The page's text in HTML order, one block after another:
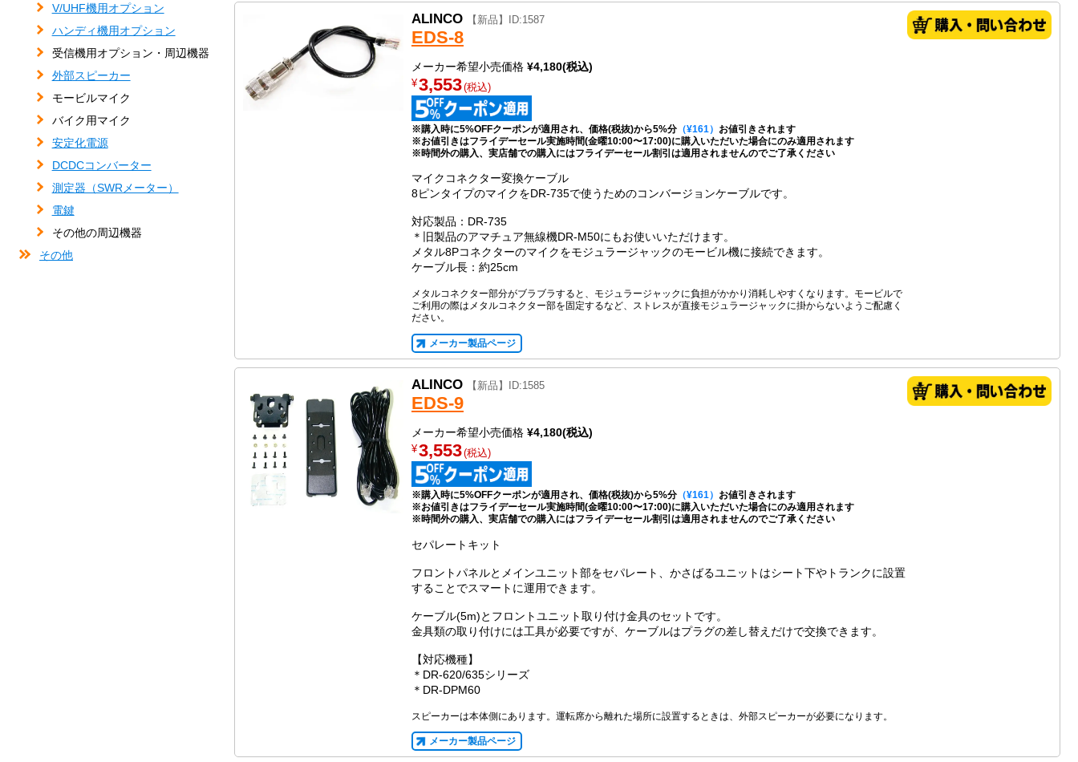
V/UHF機用オプション
ハンディ機用オプション
受信機用オプション・周辺機器
外部スピーカー
モービルマイク
バイク用マイク
安定化電源
DCDCコンバーター
測定器（SWRメーター）
電鍵
その他の周辺機器
その他
ALINCO 【新品】ID:1587
EDS-8
メーカー希望小売価格 ¥4,180(税込)
¥3,553(税込)
※購入時に5%OFFクーポンが適用され、価格(税抜)から5%分 （¥161） お値引きされます
※お値引きはフライデーセール実施時間(金曜10:00〜17:00)に購入いただいた場合にのみ適用されます
※時間外の購入、実店舗での購入にはフライデーセール割引は適用されませんのでご了承ください
マイクコネクター変換ケーブル
8ピンタイプのマイクをDR-735で使うためのコンバージョンケーブルです。
対応製品：DR-735
＊旧製品のアマチュア無線機DR-M50にもお使いいただけます。
メタル8Pコネクターのマイクをモジュラージャックのモービル機に接続できます。
ケーブル長：約25cm
メタルコネクター部分がブラブラすると、モジュラージャックに負担がかかり消耗しやすくなります。モービルで
ご利用の際はメタルコネクター部を固定するなど、ストレスが直接モジュラージャックに掛からないようご配慮く
ださい。
メーカー製品ページ
ALINCO 【新品】ID:1585
EDS-9
メーカー希望小売価格 ¥4,180(税込)
¥3,553(税込)
※購入時に5%OFFクーポンが適用され、価格(税抜)から5%分 （¥161） お値引きされます
※お値引きはフライデーセール実施時間(金曜10:00〜17:00)に購入いただいた場合にのみ適用されます
※時間外の購入、実店舗での購入にはフライデーセール割引は適用されませんのでご了承ください
セパレートキット
フロントパネルとメインユニット部をセパレート、かさばるユニットはシート下やトランクに設置
することでスマートに運用できます。
ケーブル(5m)とフロントユニット取り付け金具のセットです。
金具類の取り付けには工具が必要ですが、ケーブルはプラグの差し替えだけで交換できます。
【対応機種】
＊DR-620/635シリーズ
＊DR-DPM60
スピーカーは本体側にあります。運転席から離れた場所に設置するときは、外部スピーカーが必要になります。
メーカー製品ページ